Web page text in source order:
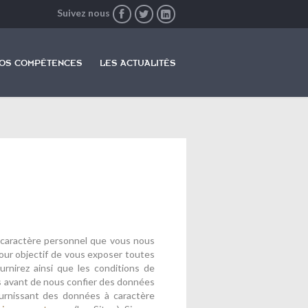
Suivez nous   
COMPÉTENCES LES ACTUALITÉS
personnel que vous nous
objectif de vous exposer toutes
ainsi que les conditions de
de nous confier des données
des données à caractère